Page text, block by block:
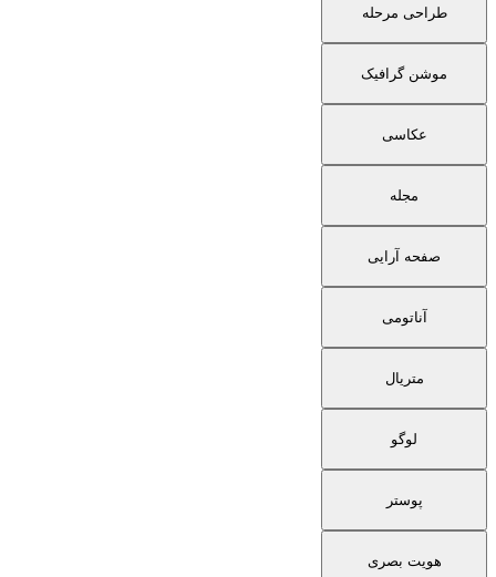
طراحی مرحله
موشن گرافیک
عکاسی
مجله
صفحه آرایی
آناتومی
متریال
لوگو
پوستر
هویت بصری